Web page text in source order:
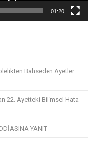
01:20
Bahseden Ayetler
22. Ayetteki Bilimsel Hata
YANIT